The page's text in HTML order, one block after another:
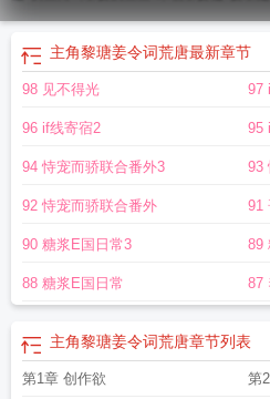
主角黎瑭姜令词荒唐最新章节
98 见不得光 97
96 if线寄宿2 95
94 恃宠而骄联合番外3 93
92 恃宠而骄联合番外 91
90 糖浆E国日常3 89
88 糖浆E国日常 87
主角黎瑭姜令词荒唐章节列表
第1章 创作欲 第